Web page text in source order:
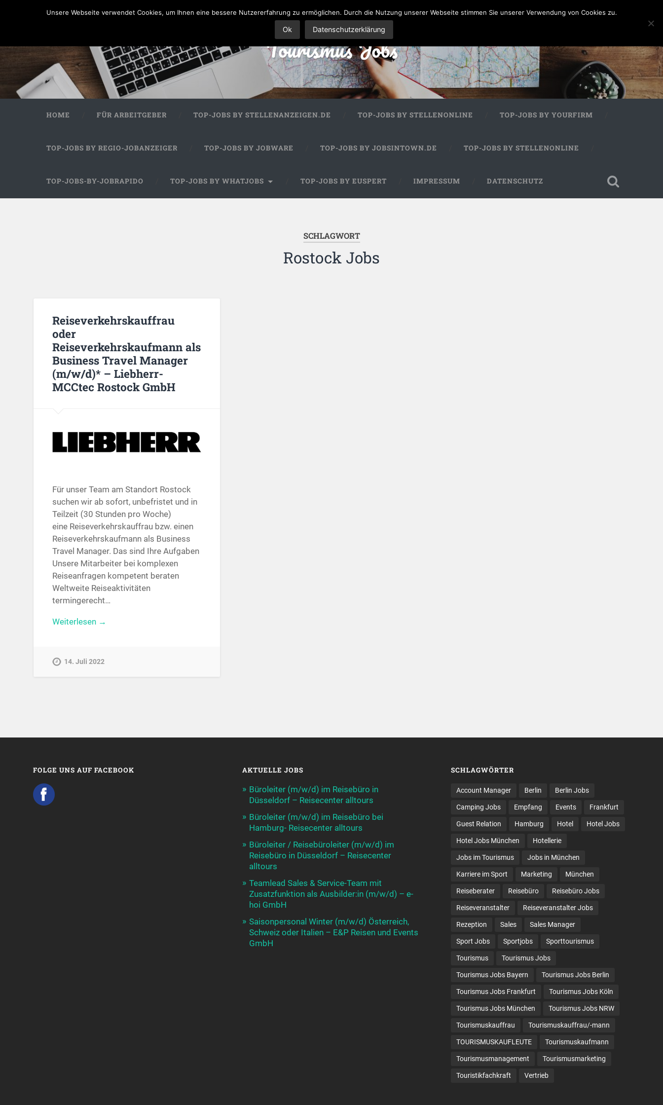
Tourismus Jobs
HOME FÜR ARBEITGEBER TOP-JOBS BY STELLENANZEIGEN.DE TOP-JOBS BY STELLENONLINE TOP-JOBS BY YOURFIRM
TOP-JOBS BY REGIO-JOBANZEIGER TOP-JOBS BY JOBWARE TOP-JOBS BY JOBSINTOWN.DE TOP-JOBS BY STELLENONLINE
TOP-JOBS-BY-JOBRAPIDO TOP-JOBS BY WHATJOBS TOP-JOBS BY EUSPERT IMPRESSUM DATENSCHUTZ
SCHLAGWORT
Rostock Jobs
Reiseverkehrskauffrau
oder
Reiseverkehrskaufmann als
Business Travel Manager
(m/w/d)* – Liebherr-
MCCtec Rostock GmbH
Für unser Team am Standort Rostock
suchen wir ab sofort, unbefristet und in
Teilzeit (30 Stunden pro Woche)
eine Reiseverkehrskauffrau bzw. einen
Reiseverkehrskaufmann als Business
Travel Manager. Das sind Ihre Aufgaben
Unsere Mitarbeiter bei komplexen
Reiseanfragen kompetent beraten
Weltweite Reiseaktivitäten
termingerecht…
Weiterlesen →
14. Juli 2022
FOLGE UNS AUF FACEBOOK AKTUELLE JOBS
Büroleiter (m/w/d) im Reisebüro in
Düsseldorf – Reisecenter alltours
Büroleiter (m/w/d) im Reisebüro bei
Hamburg- Reisecenter alltours
Büroleiter / Reisebüroleiter (m/w/d) im
Reisebüro in Düsseldorf – Reisecenter
alltours
Teamlead Sales & Service-Team mit
Zusatzfunktion als Ausbilder:in (m/w/d) – e-
hoi GmbH
Saisonpersonal Winter (m/w/d) Österreich,
Schweiz oder Italien – E&P Reisen und Events
GmbH
SCHLAGWÖRTER
Account Manager Berlin Berlin Jobs
Camping Jobs Empfang Events Frankfurt
Guest Relation Hamburg Hotel Hotel Jobs
Hotel Jobs München Hotellerie
Jobs im Tourismus Jobs in München
Karriere im Sport Marketing München
Reiseberater Reisebüro Reisebüro Jobs
Reiseveranstalter Reiseveranstalter Jobs
Rezeption Sales Sales Manager
Sport Jobs Sportjobs Sporttourismus
Tourismus Tourismus Jobs
Tourismus Jobs Bayern Tourismus Jobs Berlin
Tourismus Jobs Frankfurt Tourismus Jobs Köln
Tourismus Jobs München Tourismus Jobs NRW
Tourismuskauffrau Tourismuskauffrau/-mann
TOURISMUSKAUFLEUTE Tourismuskaufmann
Tourismusmanagement Tourismusmarketing
Touristikfachkraft Vertrieb
Unsere Webseite verwendet Cookies, um Ihnen eine bessere Nutzererfahrung zu ermöglichen. Durch die Nutzung unserer Webseite stimmen Sie unserer Verwendung von Cookies zu.
Ok Datenschutzerklärung